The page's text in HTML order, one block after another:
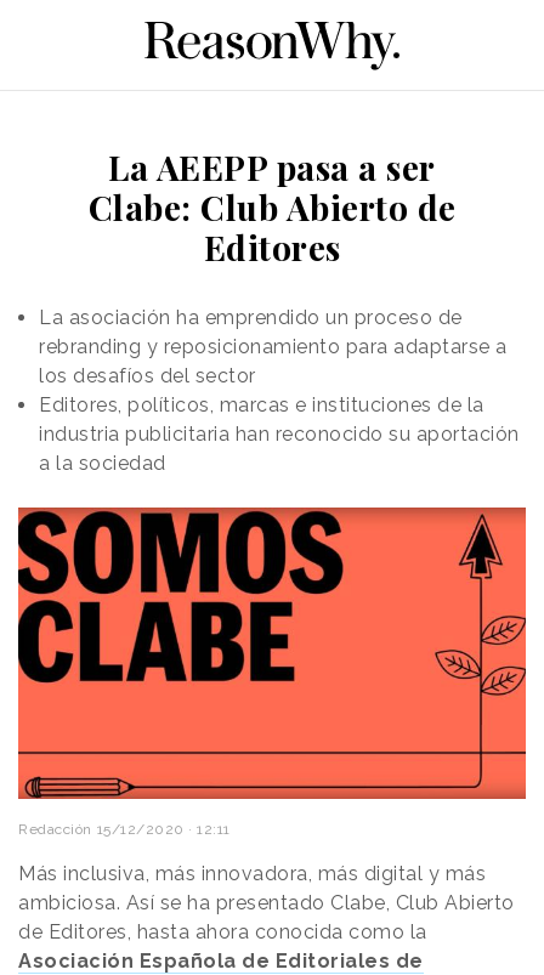
La AEEPP pasa a ser
Clabe: Club Abierto de
Editores
La asociación ha emprendido un proceso de
rebranding y reposicionamiento para adaptarse a
los desafíos del sector
Editores, políticos, marcas e instituciones de la
industria publicitaria han reconocido su aportación
a la sociedad
Redacción 15/12/2020 · 12:11
Más inclusiva, más innovadora, más digital y más
ambiciosa. Así se ha presentado Clabe, Club Abierto
de Editores, hasta ahora conocida como la
Asociación Española de Editoriales de